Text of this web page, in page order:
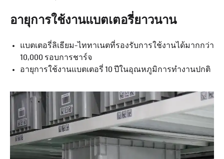
อายุการใช้งานแบตเตอรี่ยาวนาน
แบตเตอรี่ลิเธียม-ไททาเนตที่รองรับการใช้งานได้มากกว่า
10,000 รอบการชาร์จ
อายุการใช้งานแบตเตอรี่ 10 ปีในอุณหภูมิการทำงานปกติ